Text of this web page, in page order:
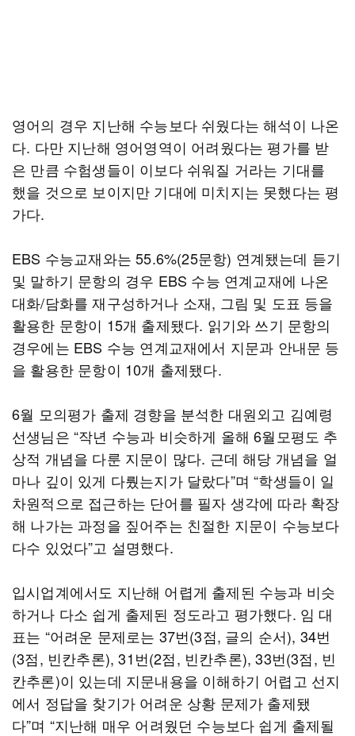
영어의 경우 지난해 수능보다 쉬웠다는 해석이 나온
다. 다만 지난해 영어영역이 어려웠다는 평가를 받
은 만큼 수험생들이 이보다 쉬워질 거라는 기대를
했을 것으로 보이지만 기대에 미치지는 못했다는 평
가다.
EBS 수능교재와는 55.6%(25문항) 연계됐는데 듣기
및 말하기 문항의 경우 EBS 수능 연계교재에 나온
대화/담화를 재구성하거나 소재, 그림 및 도표 등을
활용한 문항이 15개 출제됐다. 읽기와 쓰기 문항의
경우에는 EBS 수능 연계교재에서 지문과 안내문 등
을 활용한 문항이 10개 출제됐다.
6월 모의평가 출제 경향을 분석한 대원외고 김예령
선생님은 “작년 수능과 비슷하게 올해 6월모평도 추
상적 개념을 다룬 지문이 많다. 근데 해당 개념을 얼
마나 깊이 있게 다뤘는지가 달랐다”며 “학생들이 일
차원적으로 접근하는 단어를 필자 생각에 따라 확장
해 나가는 과정을 짚어주는 친절한 지문이 수능보다
다수 있었다”고 설명했다.
입시업계에서도 지난해 어렵게 출제된 수능과 비슷
하거나 다소 쉽게 출제된 정도라고 평가했다. 임 대
표는 “어려운 문제로는 37번(3점, 글의 순서), 34번
(3점, 빈칸추론), 31번(2점, 빈칸추론), 33번(3점, 빈
칸추론)이 있는데 지문내용을 이해하기 어렵고 선지
에서 정답을 찾기가 어려운 상황 문제가 출제됐
다”며 “지난해 매우 어려웠던 수능보다 쉽게 출제될